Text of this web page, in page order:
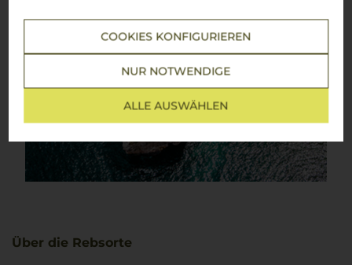
COOKIES KONFIGURIEREN
NUR NOTWENDIGE
ALLE AUSWÄHLEN
Über die Rebsorte